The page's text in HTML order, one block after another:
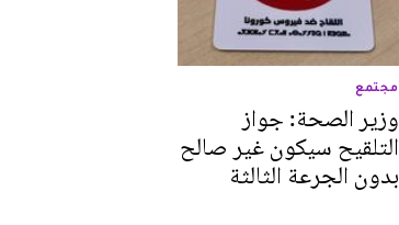
مجتمع
وزير الصحة: جواز
التلقيح سيكون غير صالح
بدون الجرعة الثالثة